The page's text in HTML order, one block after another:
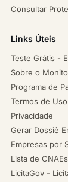
Consultar
Links Úteis
Teste Grátis -
Sobre o
Programa de
Termos de Uso
Privacidade
Gerar Dossiê
Empresas por
Lista de CNAEs
LicitaGov -